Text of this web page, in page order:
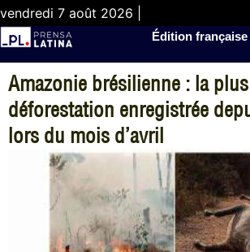
vendredi 7 août 2026 |
Édition française
Amazonie brésilienne : la
déforestation enregistrée
lors du mois d’avril